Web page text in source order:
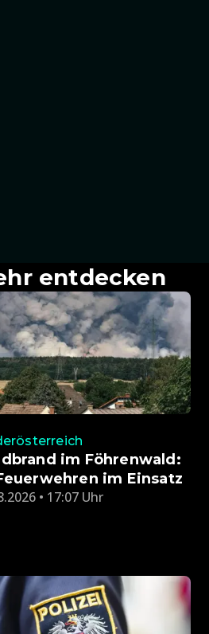
entdecken
im Föhrenwald:
im Einsatz
• 17:07 Uhr